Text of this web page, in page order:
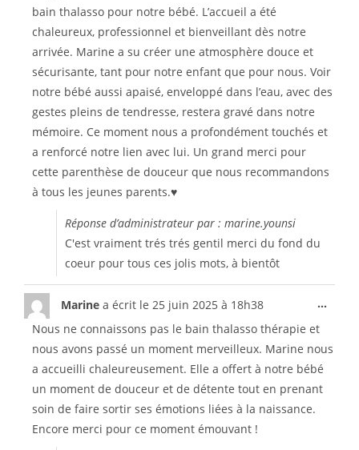
bain thalasso pour notre bébé. L’accueil a été
chaleureux, professionnel et bienveillant dès notre
arrivée. Marine a su créer une atmosphère douce et
sécurisante, tant pour notre enfant que pour nous. Voir
notre bébé aussi apaisé, enveloppé dans l’eau, avec des
gestes pleins de tendresse, restera gravé dans notre
mémoire. Ce moment nous a profondément touchés et
a renforcé notre lien avec lui. Un grand merci pour
cette parenthèse de douceur que nous recommandons
à tous les jeunes parents.♥️
Réponse d’administrateur par : marine.younsi
C'est vraiment trés trés gentil merci du fond du
coeur pour tous ces jolis mots, à bientôt
Marine a écrit le 25 juin 2025 à 18h38
Nous ne connaissons pas le bain thalasso thérapie et
nous avons passé un moment merveilleux. Marine nous
a accueilli chaleureusement. Elle a offert à notre bébé
un moment de douceur et de détente tout en prenant
soin de faire sortir ses émotions liées à la naissance.
Encore merci pour ce moment émouvant !
...